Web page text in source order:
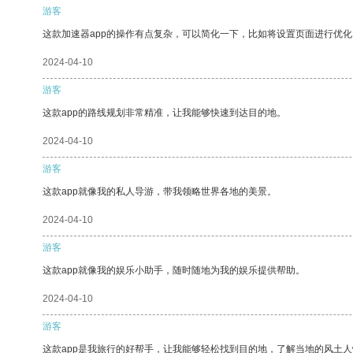
游客
这款加速器app的操作有点复杂，可以简化一下，比如将设置页面进行优
2024-04-10
游客
这款app的路线规划非常精准，让我能够快速到达目的地。
2024-04-10
游客
这款app就像我的私人导游，带我领略世界各地的美景。
2024-04-10
游客
这款app就像我的娱乐小助手，随时随地为我的娱乐提供帮助。
2024-04-10
游客
这款app是我旅行的好帮手，让我能够轻松找到目的地，了解当地的风土